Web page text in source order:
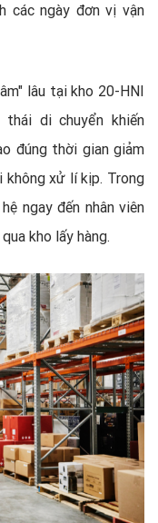
các ngày đơn vị vận
lâu tại kho 20-HNI
thái di chuyển khiến
đúng thời gian giảm
không xử lí kịp. Trong
ngay đến nhân viên
kho lấy hàng.